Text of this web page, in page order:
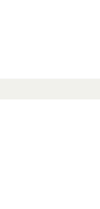
Handlauf sicher
der 73 cm breiten Veranda
Fensterläden öffnen und